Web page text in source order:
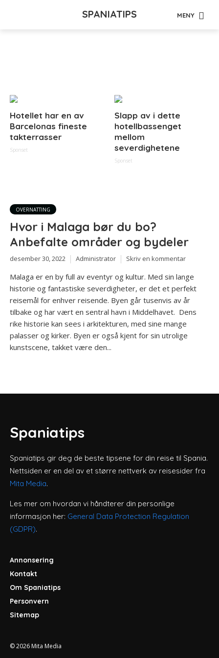
SPANIATIPS MENY
Hotellet har en av
Barcelonas fineste
takterrasser
Sponset
Slapp av i dette
hotellbassenget
mellom
severdighetene
Sponset
OVERNATTING
Hvor i Malaga bør du bo?
Anbefalte områder og bydeler
desember 30, 2022 Administrator Skriv en kommentar
Malaga er en by full av eventyr og kultur. Med sin lange
historie og fantastiske severdigheter, er det et perfekt
reisemål for enhver reisende. Byen går tusenvis av år
tilbake og har vært en sentral havn i Middelhavet. Dens
rike historie kan sees i arkitekturen, med sine mange
palasser og kirker. Byen er også kjent for sin utrolige
kunstscene, takket være den...
Spaniatips
Spaniatips gir deg de beste tipsene for din reise til Spania.
Nettsiden er en del av et større nettverk av reisesider fra
Mita Media.
Les mer om hvordan vi håndterer din personlige
informasjon her: General Data Protection Regulation
(GDPR).
Annonsering
Kontakt
Om Spaniatips
Personvern
Sitemap
© 2026 Mita Media